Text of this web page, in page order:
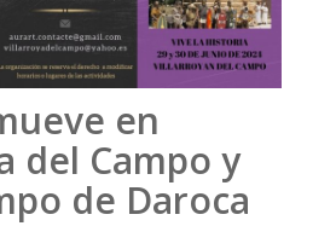
en
del Campo y
de Daroca